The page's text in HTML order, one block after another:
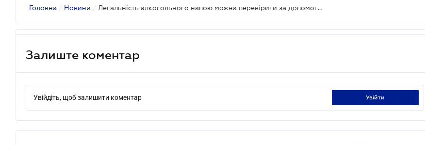
Головна / Новини / Легальність алкогольного напою можна перевірити за допомогою смартфону
Залиште коментар
Увійдіть, щоб залишити коментар увійти